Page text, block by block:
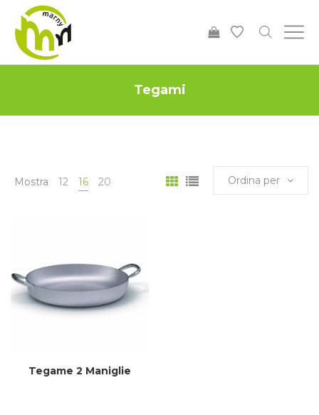
Tegami
Mostra 12 16 20 Ordina per
Tegame 2 Maniglie